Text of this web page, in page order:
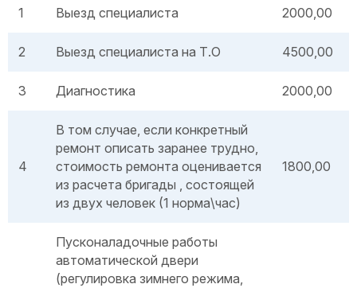
1 Выезд специалиста 2000,00
2 Выезд специалиста на Т.О 4500,00
3 Диагностика 2000,00
4
В том случае, если конкретный
ремонт описать заранее трудно,
стоимость ремонта оценивается
из расчета бригады , состоящей
из двух человек (1 норма\час)
1800,00
Пусконаладочные работы
автоматической двери
(регулировка зимнего режима,